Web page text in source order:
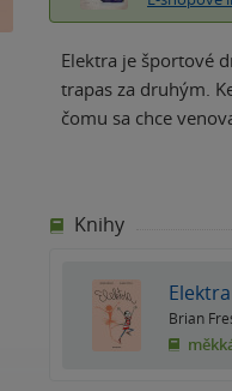
Elektra je športové
trapas za druhým.
čomu sa chce
Knihy
Elektra
Brian